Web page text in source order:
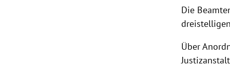
Die
Über